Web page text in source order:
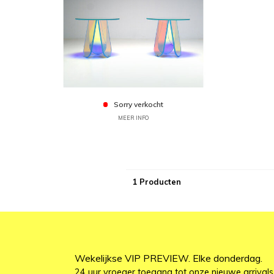
Sorry verkocht
MEER INFO
1 Producten
Wekelijkse VIP PREVIEW. Elke donderdag.